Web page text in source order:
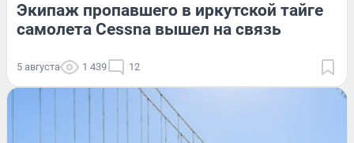
Экипаж пропавшего в иркутской тайге
самолета Cessna вышел на связь
5 августа 1 439 12